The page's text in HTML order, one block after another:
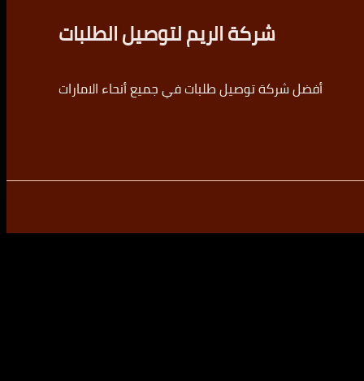
شركة الريم لتوصيل الطلبات
أفضل شركة توصيل طلبات في جميع أنحاء الامارات